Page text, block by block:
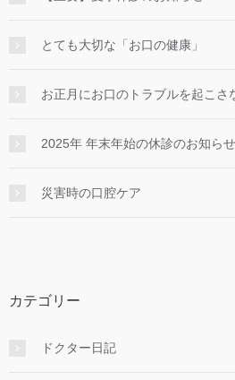
とても大切な「お口の健康」
お正月にお口のトラブルを起こさ
2025年 年末年始の休診のお知らせ
災害時の口腔ケア
カテゴリー
ドクター日記